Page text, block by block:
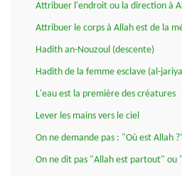
Attribuer l'endroit ou la direction à
Attribuer le corps à Allah est de la
Hadith an-Nouzoul (descente)
Hadith de la femme esclave (al-
L'eau est la première des créatures
Lever les mains vers le ciel
On ne demande pas : "Où est Allah
On ne dit pas "Allah est partout" ou